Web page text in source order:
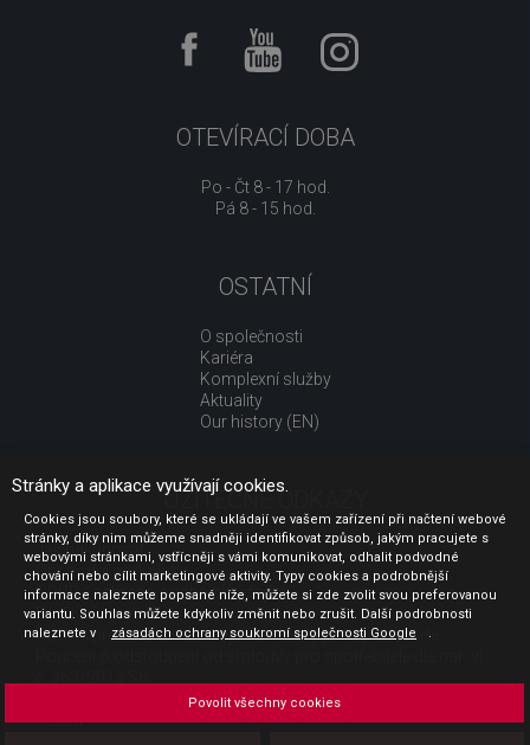
OTEVÍRACÍ DOBA
Po - Čt 8 - 17 hod.
Pá 8 - 15 hod.
OSTATNÍ
O společnosti
Kariéra
Komplexní služby
Aktuality
Our history (EN)
UŽITEČNÉ ODKAZY
Jak nakupovat
Obchodní podmínky
GDPR - ochrana osobních údajů
Profil zadavatele
Sdělení před uzavřením kupní smlouvy pro spotřebitele
Platba
Stránky a aplikace využívají cookies.
Cookies jsou soubory, které se ukládají ve vašem zařízení při načtení webové
stránky, díky nim můžeme snadněji identifikovat způsob, jakým pracujete s
webovými stránkami, vstřícněji s vámi komunikovat, odhalit podvodné
chování nebo cílit marketingové aktivity. Typy cookies a podrobnější
informace naleznete popsané níže, můžete si zde zvolit svou preferovanou
variantu. Souhlas můžete kdykoliv změnit nebo zrušit. Další podrobnosti
naleznete v
zásadách ochrany soukromí společnosti Google .
Povolit všechny cookies